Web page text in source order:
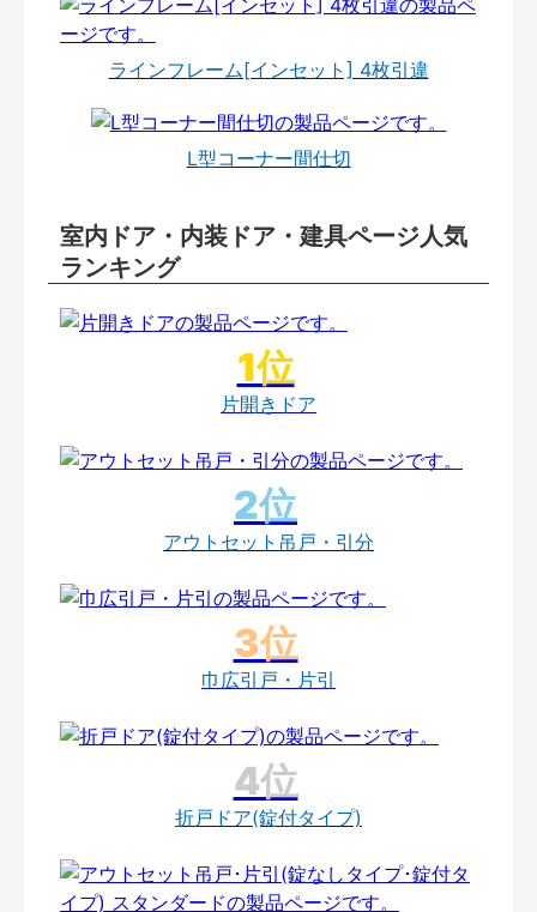
ラインフレーム[インセット] 4枚引違
L型コーナー間仕切
室内ドア・内装ドア・建具ページ人気
ランキング
片開きドア
アウトセット吊戸・引分
巾広引戸・片引
折戸ドア(錠付タイプ)